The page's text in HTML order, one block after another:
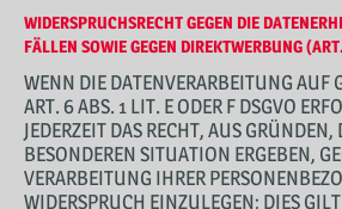
WIDERSPRUCHSRECHT GEGEN DIE
FÄLLEN SOWIE GEGEN DIREKTWERBUNG
WENN DIE DATENVERARBEITUNG AUF
ART. 6 ABS. 1 LIT. E ODER F DSGVO
JEDERZEIT DAS RECHT, AUS
BESONDEREN SITUATION ERGEBEN,
VERARBEITUNG IHRER
WIDERSPRUCH EINZULEGEN; DIES